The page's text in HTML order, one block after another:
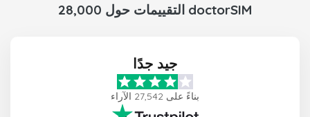
28,000 التقييمات حول doctorSIM
جيد جدًا
بناءً على 27,542 الآراء